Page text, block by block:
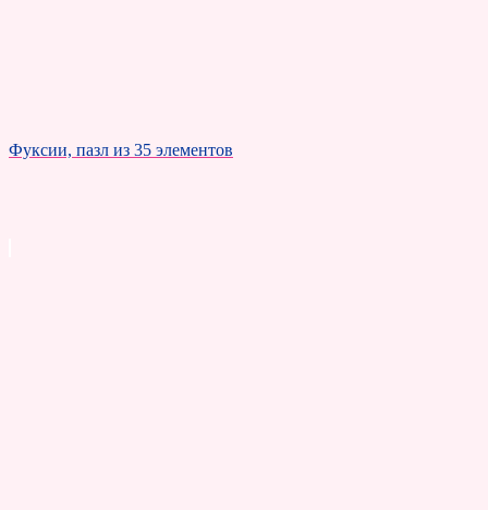
Фуксии, пазл из 35 элементов